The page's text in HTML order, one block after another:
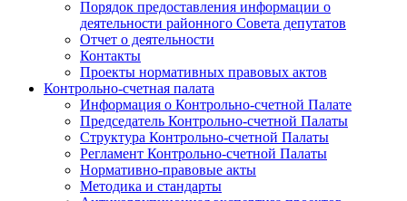
Порядок предоставления информации о
деятельности районного Совета депутатов
Отчет о деятельности
Контакты
Проекты нормативных правовых актов
Контрольно-счетная палата
Информация о Контрольно-счетной Палате
Председатель Контрольно-счетной Палаты
Структура Контрольно-счетной Палаты
Регламент Контрольно-счетной Палаты
Нормативно-правовые акты
Методика и стандарты